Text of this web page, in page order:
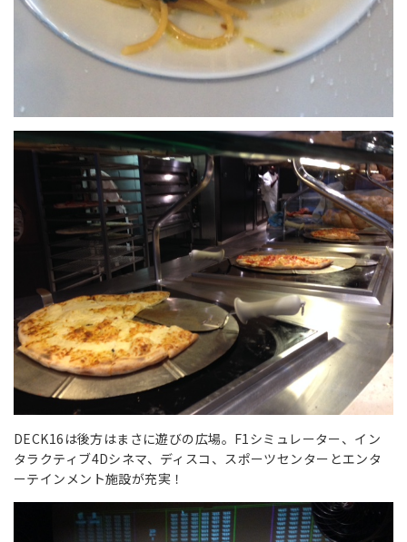
DECK16は後方はまさに遊びの広場。F1シミュレーター、イン
タラクティブ4Dシネマ、ディスコ、スポーツセンターとエンタ
ーテインメント施設が充実！